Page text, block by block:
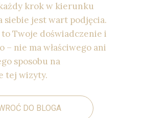
krok w kierunku
siebie jest wart podjęcia.
to Twoje doświadczenie i
– nie ma właściwego ani
sposobu na
tej wizyty.
DO BLOGA